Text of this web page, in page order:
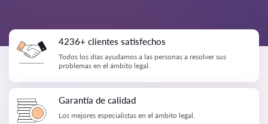
4236+ clientes satisfechos
Todos los días ayudamos a las personas a resolver sus
problemas en el ámbito legal.
Garantía de calidad
Los mejores especialistas en el ámbito legal.